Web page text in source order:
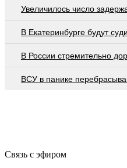
Увеличилось число
В Екатеринбурге будут
В России стремительно
ВСУ в панике
Связь с эфиром